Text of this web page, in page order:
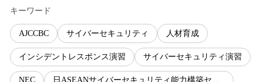
キーワード
AJCCBC サイバーセキュリティ 人材育成
インシデントレスポンス演習 サイバーセキュリティ演習
NEC 日ASEANサイバーセキュリティ能力構築センター